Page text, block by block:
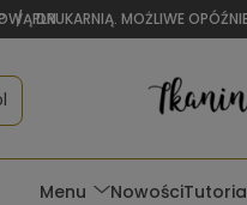
/ PLN
DRUKARNIĄ. MOŻLIWE
Menu Nowości